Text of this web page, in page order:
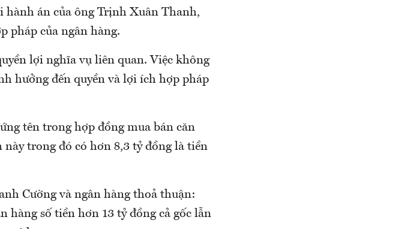
hành án của ông Trịnh Xuân Thanh,
pháp của ngân hàng.
lợi nghĩa vụ liên quan. Việc không
hưởng đến quyền và lợi ích hợp pháp
tên trong hợp đồng mua bán căn
trong đó có hơn 8,3 tỷ đồng là tiền
Cường và ngân hàng thoả thuận:
hàng số tiền hơn 13 tỷ đồng cả gốc lẫn